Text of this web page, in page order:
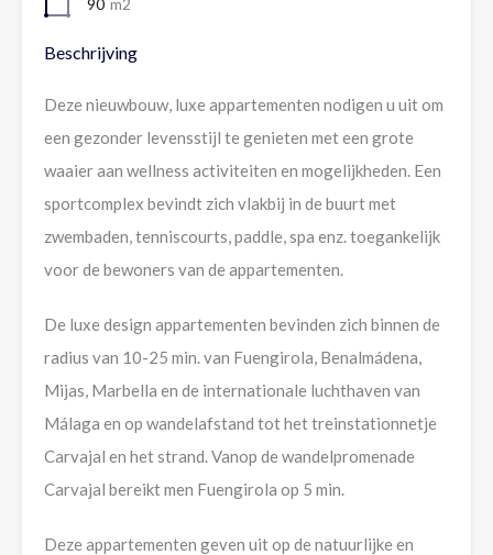
Beschrijving
Deze nieuwbouw, luxe appartementen nodigen u uit om
een gezonder levensstijl te genieten met een grote
waaier aan wellness activiteiten en mogelijkheden. Een
sportcomplex bevindt zich vlakbij in de buurt met
zwembaden, tenniscourts, paddle, spa enz. toegankelijk
voor de bewoners van de appartementen.
De luxe design appartementen bevinden zich binnen de
radius van 10-25 min. van Fuengirola, Benalmádena,
Mijas, Marbella en de internationale luchthaven van
Málaga en op wandelafstand tot het treinstationnetje
Carvajal en het strand. Vanop de wandelpromenade
Carvajal bereikt men Fuengirola op 5 min.
Deze appartementen geven uit op de natuurlijke en